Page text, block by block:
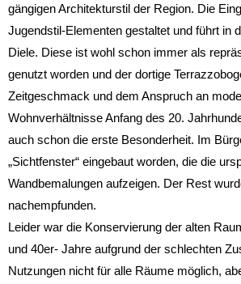
gängigen Architekturstil der Region. Die
Jugendstil-Elementen gestaltet und führt in
Diele. Diese ist wohl schon immer als
genutzt worden und der dortige
Zeitgeschmack und dem Anspruch an
Wohnverhältnisse Anfang des 20.
auch schon die erste Besonderheit. Im
„Sichtfenster“ eingebaut worden, die die
Wandbemalungen aufzeigen. Der Rest
nachempfunden.
Leider war die Konservierung der alten
und 40er- Jahre aufgrund der schlechten
Nutzungen nicht für alle Räume möglich,